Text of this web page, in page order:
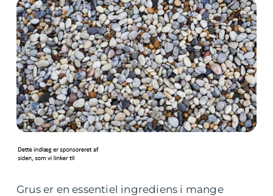
Grus er en essentiel ingrediens i mange